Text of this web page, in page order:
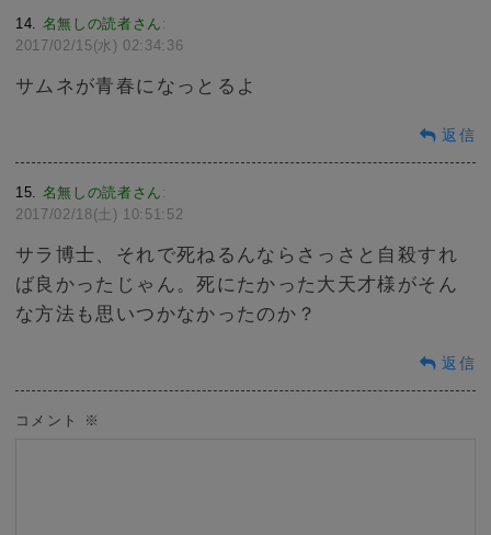
14 名無しの読者さん :
2017/02/15(水) 02:34:36
サムネが青春になっとるよ
返信
15 名無しの読者さん :
2017/02/18(土) 10:51:52
サラ博士、それで死ねるんならさっさと自殺すれ
ば良かったじゃん。死にたかった大天才様がそん
な方法も思いつかなかったのか？
返信
コメント ※